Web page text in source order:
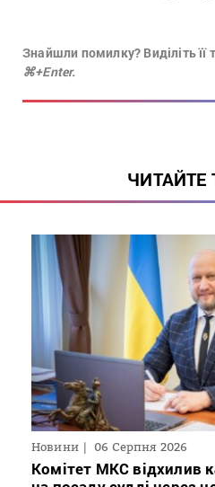
Знайшли помилку? Виділіть її
⌘+Enter.
Новини 06 Серпня 2026
Комітет МКС відхилив